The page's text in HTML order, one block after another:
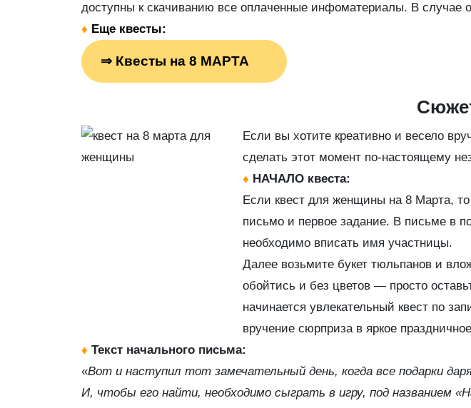
доступны к скачиванию все оплаченные инфоматериалы. В случае
♦ Еще квесты:
⇒ Квесты на 8 МАРТА
Если вы хотите креативно и весело
сделать этот момент по-настоящему
♦ НАЧАЛО квеста:
Если квест для женщины на 8 Марта, то
письмо и первое задание. В письме в
необходимо вписать имя участницы.
Далее возьмите букет тюльпанов и
обойтись и без цветов — просто
начинается увлекательный квест по
вручение сюрприза в яркое
♦ Текст начального письма:
«Вот и наступил тот замечательный день, когда все подарки
И, чтобы его найти, необходимо сыграть в игру, под названием